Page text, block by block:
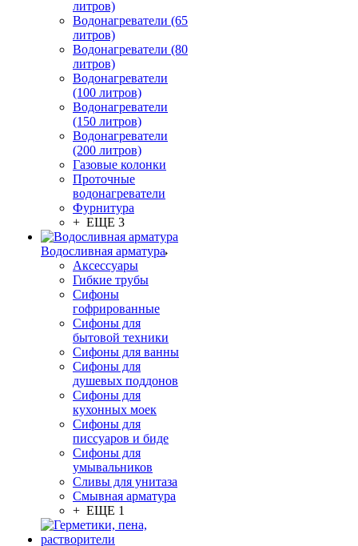
литров)
Водонагреватели (65
литров)
Водонагреватели (80
литров)
Водонагреватели
(100 литров)
Водонагреватели
(150 литров)
Водонагреватели
(200 литров)
Газовые колонки
Проточные
водонагреватели
Фурнитура
+ ЕЩЕ 3
Водосливная арматура
Аксессуары
Гибкие трубы
Сифоны
гофрированные
Сифоны для
бытовой техники
Сифоны для ванны
Сифоны для
душевых поддонов
Сифоны для
кухонных моек
Сифоны для
писсуаров и биде
Сифоны для
умывальников
Сливы для унитаза
Смывная арматура
+ ЕЩЕ 1